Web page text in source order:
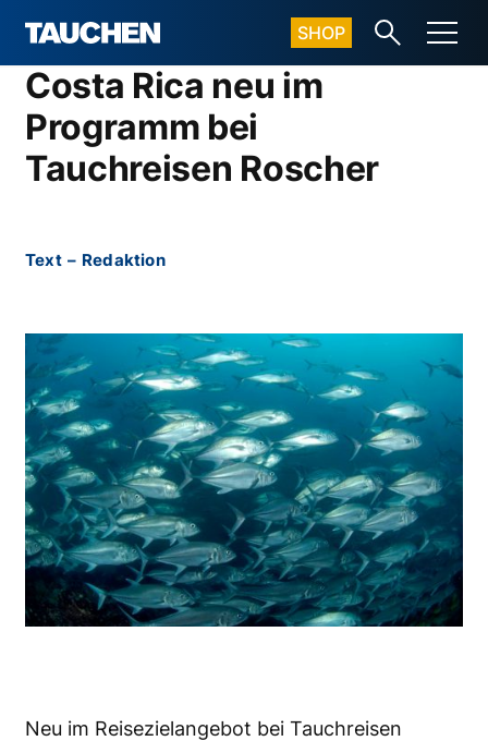
SHOP
Costa Rica neu im
Programm bei
Tauchreisen Roscher
Text – Redaktion
Neu im Reisezielangebot bei Tauchreisen